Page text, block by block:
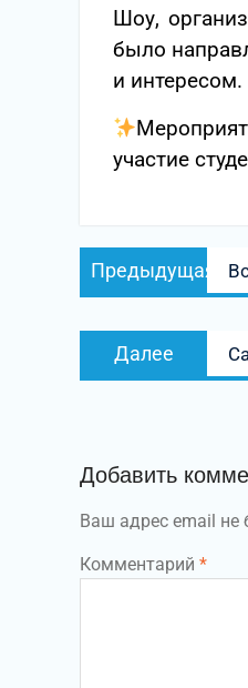
Шоу,
было
и интересом.
участие
Навигация
по
Предыдущая
Далее
Добавить
Ваш адрес email не
Комментарий *